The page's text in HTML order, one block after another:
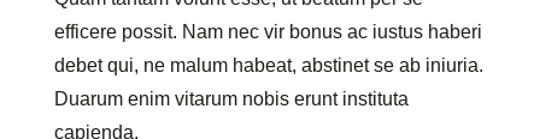
efficere possit. Nam nec vir bonus ac iustus haberi
debet qui, ne malum habeat, abstinet se ab iniuria.
Duarum enim vitarum nobis erunt instituta
capienda.